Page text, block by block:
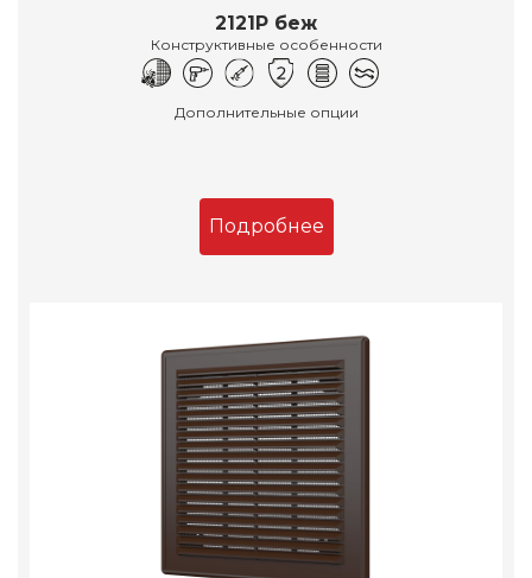
2121Р беж
Конструктивные особенности
Дополнительные опции
Подробнее